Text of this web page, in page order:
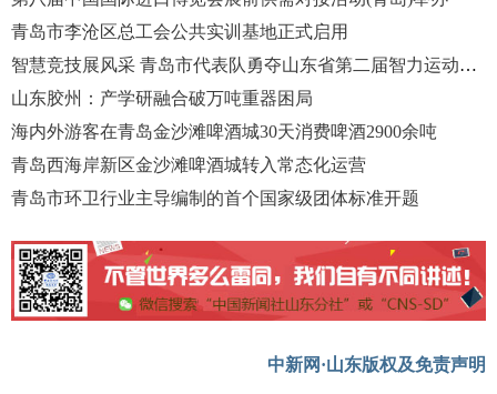
青岛市李沧区总工会公共实训基地正式启用
智慧竞技展风采 青岛市代表队勇夺山东省第二届智力运动会桂冠
山东胶州：产学研融合破万吨重器困局
海内外游客在青岛金沙滩啤酒城30天消费啤酒2900余吨
青岛西海岸新区金沙滩啤酒城转入常态化运营
青岛市环卫行业主导编制的首个国家级团体标准开题
中新网·山东版权及免责声明